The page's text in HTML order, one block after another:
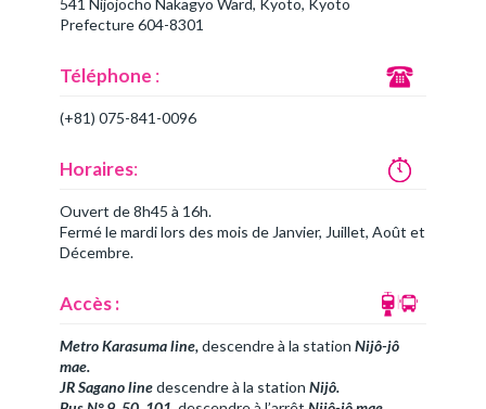
541 Nijojocho Nakagyo Ward, Kyoto, Kyoto
Prefecture 604-8301
Téléphone :
(+81) 075-841-0096
Horaires:
Ouvert de 8h45 à 16h.
Fermé le mardi lors des mois de Janvier, Juillet, Août et
Décembre.
Accès :
Metro Karasuma line,descendre à la station Nijô-jô
mae.
JR Sagano linedescendre à la station Nijô.